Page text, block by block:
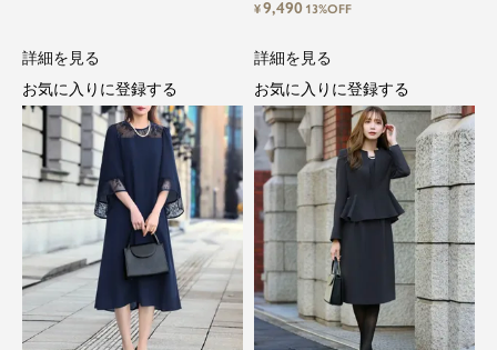
¥9,490 13%OFF
詳細を見る
お気に入りに登録する
詳細を見る
お気に入りに登録する